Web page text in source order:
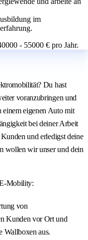
im
- 55000 € pro Jahr.
Du hast
voranzubringen und
einem eigenen Auto mit
bei deiner Arbeit
und erledigst deine
wollen wir unser und dein
Mobility:
von
Kunden vor Ort und
Wallboxen aus.